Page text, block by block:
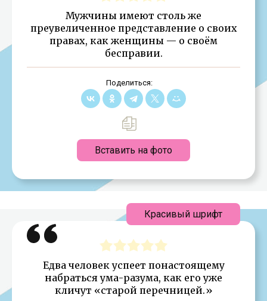
Мужчины имеют столь же
преувеличенное пред­ставление о своих
правах, как женщины — о своём
бесправии.
Поделиться:
Вставить на фото
Едва человек успеет понастоящему
набраться ума-разума, как его уже
кличут «старой перечницей.»
Красивый шрифт